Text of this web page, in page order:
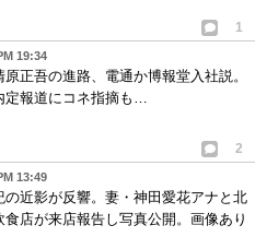
1
19:34
正吾の進路、電通か博報堂入社説。
定報道にコネ指摘も…
2
13:49
の近影が反響。妻・神田愛花アナと北
店が来店報告し写真公開。画像あり